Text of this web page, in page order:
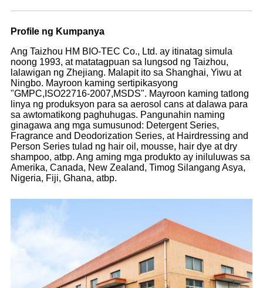
Profile ng Kumpanya
Ang Taizhou HM BIO-TEC Co., Ltd. ay itinatag simula
noong 1993, at matatagpuan sa lungsod ng Taizhou,
lalawigan ng Zhejiang. Malapit ito sa Shanghai, Yiwu at
Ningbo. Mayroon kaming sertipikasyong
"GMPC,ISO22716-2007,MSDS". Mayroon kaming tatlong
linya ng produksyon para sa aerosol cans at dalawa para
sa awtomatikong paghuhugas. Pangunahin naming
ginagawa ang mga sumusunod: Detergent Series,
Fragrance and Deodorization Series, at Hairdressing and
Person Series tulad ng hair oil, mousse, hair dye at dry
shampoo, atbp. Ang aming mga produkto ay iniluluwas sa
Amerika, Canada, New Zealand, Timog Silangang Asya,
Nigeria, Fiji, Ghana, atbp.